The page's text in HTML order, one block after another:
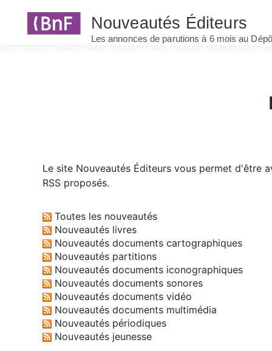
Le site Nouveautés Éditeurs vous permet d'être
RSS proposés.
Toutes les nouveautés
Nouveautés livres
Nouveautés documents cartographiques
Nouveautés partitions
Nouveautés documents iconographiques
Nouveautés documents sonores
Nouveautés documents vidéo
Nouveautés documents multimédia
Nouveautés périodiques
Nouveautés jeunesse